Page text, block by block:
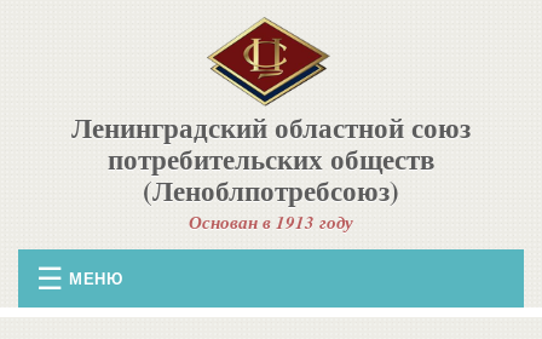
Ленинградский областной союз
потребительских обществ
(Леноблпотребсоюз)
Основан в 1913 году
МЕНЮ